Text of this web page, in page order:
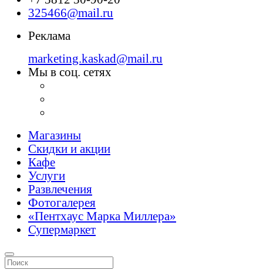
325466@mail.ru
Реклама
marketing.kaskad@mail.ru
Мы в соц. сетях
Магазины
Скидки и акции
Кафе
Услуги
Развлечения
Фотогалерея
«Пентхаус Марка Миллера»
Супермаркет